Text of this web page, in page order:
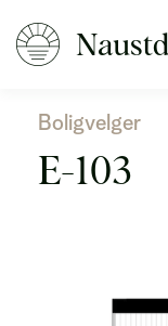
Boligvelger
E-103